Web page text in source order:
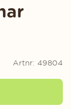
Artnr: 49804